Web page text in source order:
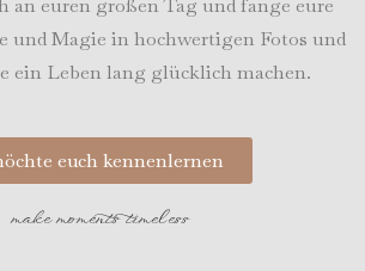
an euren großen Tag und fange eure
und Magie in hochwertigen Fotos und
ein Leben lang glücklich machen.
euch kennenlernen
make moments timeless